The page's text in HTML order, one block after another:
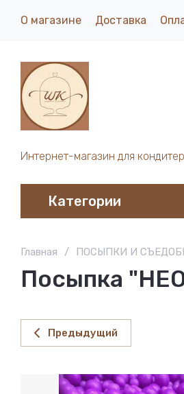
О магазине Доставка
Интернет-магазин для
Категории
Главная / ПОСЫПКИ И
Посыпка
Предыдущий